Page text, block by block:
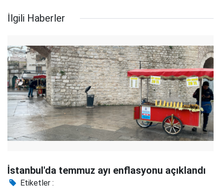
İlgili Haberler
İstanbul'da temmuz ayı enflasyonu açıklandı
Etiketler :